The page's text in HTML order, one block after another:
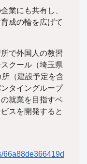
業にも共有し、
成の輪を広げて
で外国人の教習
クール（埼玉県
（建設予定を含
タイングループ
就業を目指すベ
スを開発すると
66a88de366419d